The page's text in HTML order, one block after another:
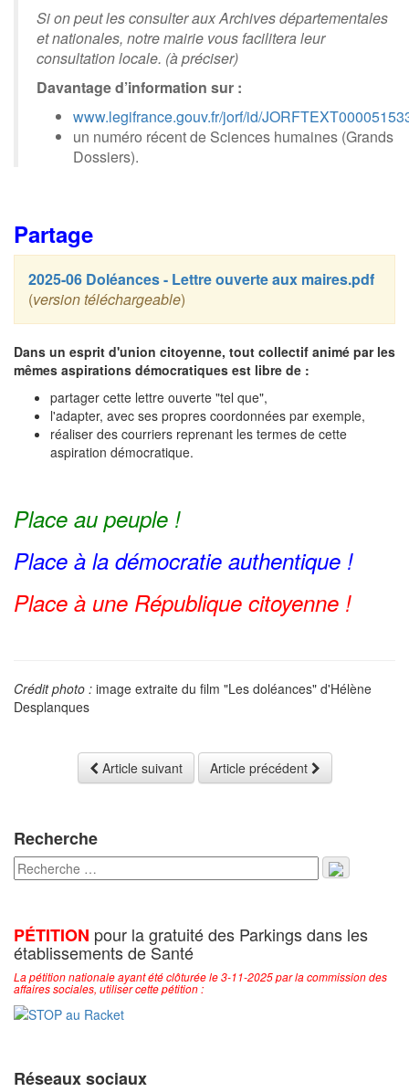
Si on peut les consulter aux Archives départementales
et nationales, notre mairie vous facilitera leur
consultation locale. (à préciser)
Davantage d’information sur :
www.legifrance.gouv.fr/jorf/id/
un numéro récent de Sciences humaines (Grands
Dossiers).
Partage
2025-06 Doléances - Lettre ouverte aux maires.pdf
(version téléchargeable)
Dans un esprit d'union citoyenne, tout collectif animé par les
mêmes aspirations démocratiques est libre de :
partager cette lettre ouverte "tel que",
l'adapter, avec ses propres coordonnées par exemple,
réaliser des courriers reprenant les termes de cette
aspiration démocratique.
Place au peuple !
Place à la démocratie authentique !
Place à une République citoyenne !
Crédit photo : image extraite du film "Les doléances" d'Hélène
Desplanques
Article suivant Article précédent
Recherche
PÉTITION pour la gratuité des Parkings dans les
établissements de Santé
La pétition nationale ayant été clôturée le 3-11-2025 par la commission des
affaires sociales, utiliser cette pétition :
Réseaux sociaux